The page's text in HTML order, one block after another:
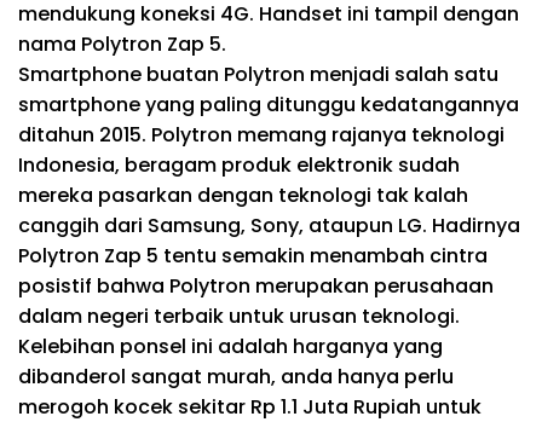
mendukung koneksi 4G. Handset ini tampil dengan
nama Polytron Zap 5.
Smartphone buatan Polytron menjadi salah satu
smartphone yang paling ditunggu kedatangannya
ditahun 2015. Polytron memang rajanya teknologi
Indonesia, beragam produk elektronik sudah
mereka pasarkan dengan teknologi tak kalah
canggih dari Samsung, Sony, ataupun LG. Hadirnya
Polytron Zap 5 tentu semakin menambah cintra
posistif bahwa Polytron merupakan perusahaan
dalam negeri terbaik untuk urusan teknologi.
Kelebihan ponsel ini adalah harganya yang
dibanderol sangat murah, anda hanya perlu
merogoh kocek sekitar Rp 1.1 Juta Rupiah untuk